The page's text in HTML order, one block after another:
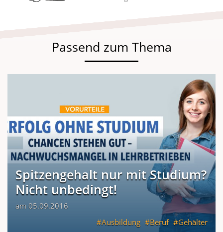
Passend zum Thema
Spitzengehalt nur mit Studium?
Nicht unbedingt!
am 05.09.2016
Ausbildung
Beruf Gehälter